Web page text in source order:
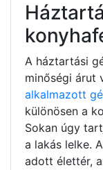
A háztartási
minőségi árut
alkalmazott
különösen a
Sokan úgy
a lakás lelke.
adott élettér,